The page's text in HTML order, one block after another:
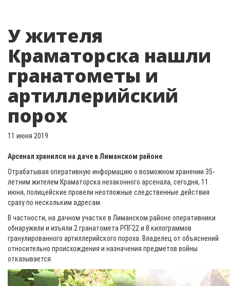
У жителя
Краматорска нашли
гранатометы и
артиллерийский
порох
11 июня 2019
Арсенал хранился на даче в Лиманском районе
Отрабатывая оперативную информацию о возможном хранении 35-
летним жителем Краматорска незаконного арсенала, сегодня, 11
июня, полицейские провели неотложные следственные действия
сразу по нескольким адресам.
В частности, на дачном участке в Лиманском районе оперативники
обнаружили и изъяли 2 гранатомета РПГ-22 и 8 килограммов
гранулированного артиллерийского пороха. Владелец от объяснений
относительно происхождения и назначения предметов войны
отказывается.